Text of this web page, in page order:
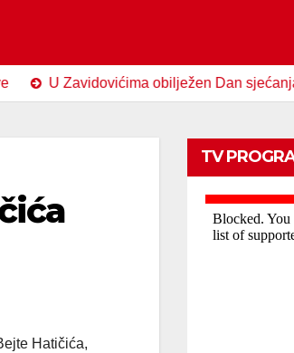
Zavidovićima obilježen Dan sjećanja na
Hatičića,
TV